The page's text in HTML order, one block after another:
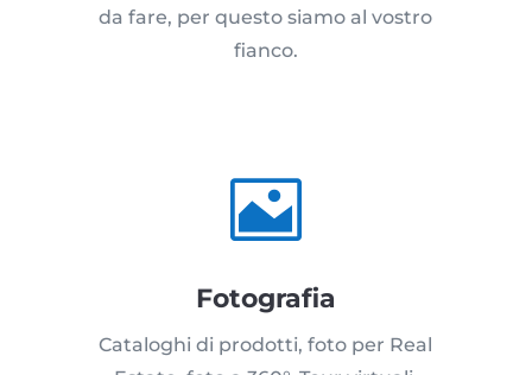
da fare, per questo siamo al vostro
fianco.

Fotografia
Cataloghi di prodotti, foto per Real